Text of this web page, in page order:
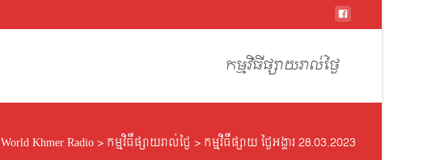
content
កម្មវិធីផ្សាយរាល់ថ្ងៃ
World Khmer Radio> កម្មវិធីផ្សាយរាល់ថ្ងៃ > កម្មវិធីផ្សាយ ថ្ងៃអង្គារ 28.03.2023